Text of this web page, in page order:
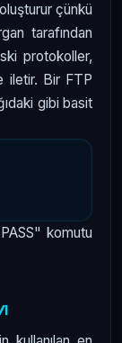
çünkü
tarafından
protokoller,
iletir. Bir FTP
gibi basit
komutu